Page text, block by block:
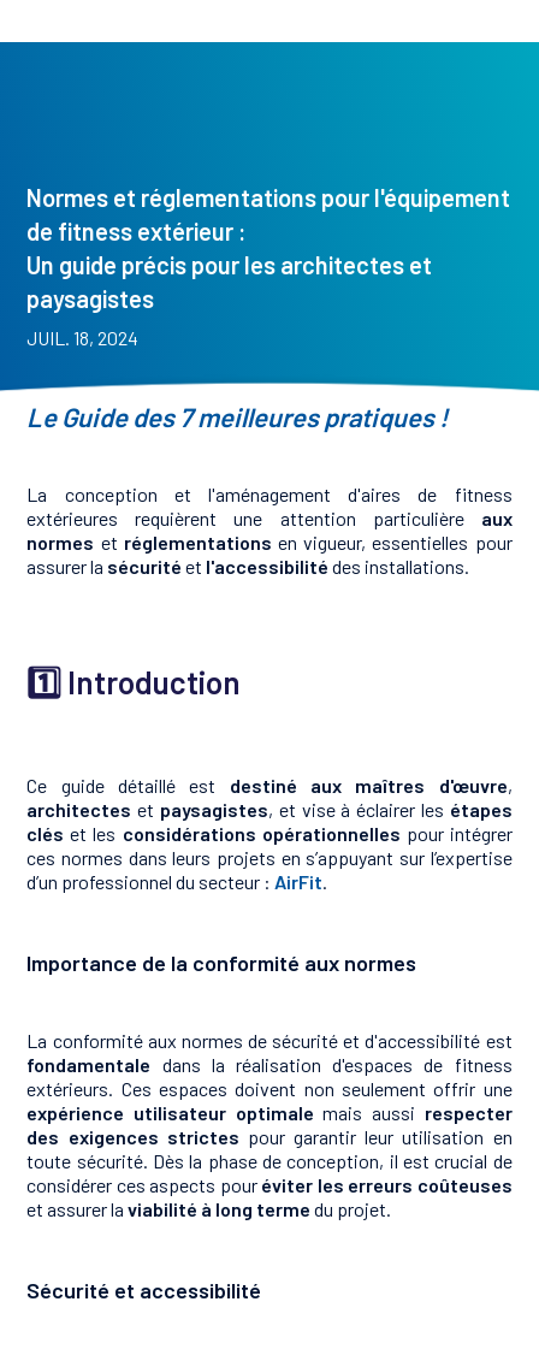
Normes et réglementations pour l'équipement
de fitness extérieur :
Un guide précis pour les architectes et
paysagistes
JUIL. 18, 2024
Le Guide des 7 meilleures pratiques !
La conception et l'aménagement d'aires de fitness
extérieures requièrent une attention particulière aux
normes et réglementations en vigueur, essentielles pour
assurer la sécuritéet l'accessibilité des installations.
1️⃣ Introduction
Ce guide détaillé est destiné aux maîtres d'œuvre,
architecteset paysagistes, et vise à éclairer les étapes
clés et les considérations opérationnelles pour intégrer
ces normes dans leurs projets en s’appuyant sur l’expertise
d’un professionnel du secteur : AirFit.
Importance de la conformité aux normes
La conformité aux normes de sécurité et d'accessibilité est
fondamentale dans la réalisation d'espaces de fitness
extérieurs. Ces espaces doivent non seulement offrir une
expérience utilisateur optimale mais aussi respecter
des exigences strictes pour garantir leur utilisation en
toute sécurité. Dès la phase de conception, il est crucial de
considérer ces aspects pouréviter les erreurs coûteuses
et assurer laviabilité à long terme du projet.
Sécurité et accessibilité